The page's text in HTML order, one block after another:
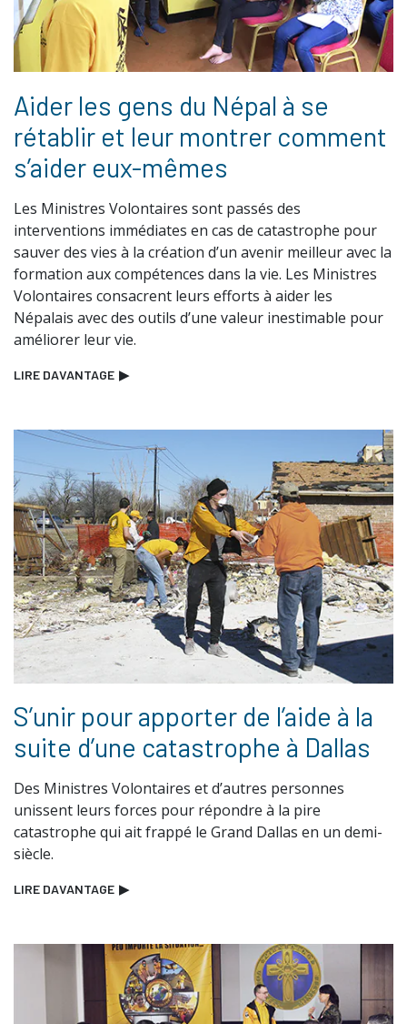
Aider les gens du Népal à se
rétablir et leur montrer comment
s’aider eux-mêmes
Les Ministres Volontaires sont passés des
interventions immédiates en cas de catastrophe pour
sauver des vies à la création d’un avenir meilleur avec la
formation aux compétences dans la vie. Les Ministres
Volontaires consacrent leurs efforts à aider les
Népalais avec des outils d’une valeur inestimable pour
améliorer leur vie.
LIRE DAVANTAGE ▶
S’unir pour apporter de l’aide à la
suite d’une catastrophe à Dallas
Des Ministres Volontaires et d’autres personnes
unissent leurs forces pour répondre à la pire
catastrophe qui ait frappé le Grand Dallas en un demi-
siècle.
LIRE DAVANTAGE ▶